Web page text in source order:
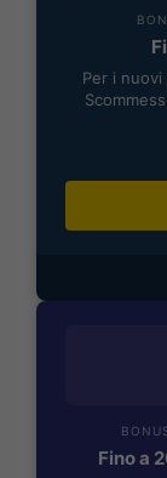
Per i
Fino a